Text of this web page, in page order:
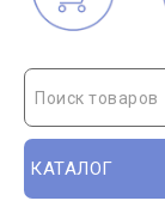
Поиск товаров
КАТАЛОГ